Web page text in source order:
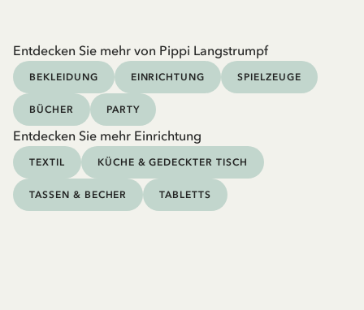
Entdecken Sie mehr von Pippi Langstrumpf
BEKLEIDUNG EINRICHTUNG SPIELZEUGE
BÜCHER PARTY
Entdecken Sie mehr Einrichtung
TEXTIL KÜCHE & GEDECKTER TISCH
TASSEN & BECHER TABLETTS